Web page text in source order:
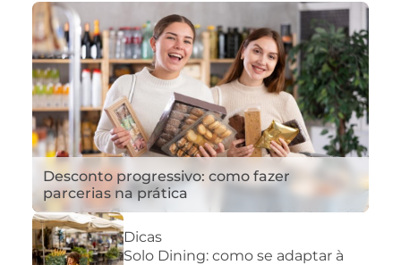
Desconto progressivo: como fazer
parcerias na prática
Dicas
Solo Dining: como se adaptar à